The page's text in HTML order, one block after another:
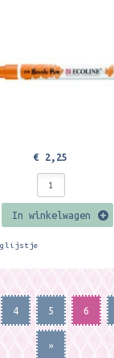
€ 2,25
In winkelwagen
4 5 6
»